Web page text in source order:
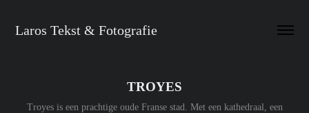
Laros Tekst & Fotografie
TROYES
Troyes is een prachtige oude Franse stad. Met een kathedraal, een